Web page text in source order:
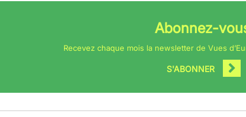
Abonnez-
Recevez chaque mois la newsletter de Vues
S'ABONNER